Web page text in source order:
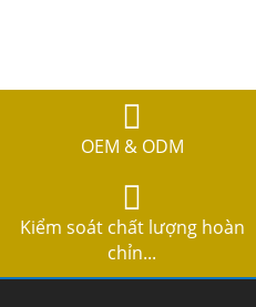
OEM & ODM
Kiểm soát chất lượng hoàn
chỉn...